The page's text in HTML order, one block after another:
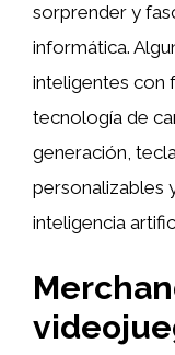
sorprender y
informática.
inteligentes con
tecnología de
generación,
personalizables
inteligencia